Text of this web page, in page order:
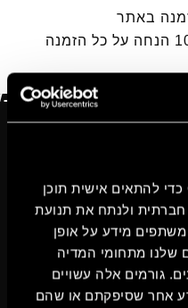
אנחנו משתמשים בקובצי Cookie כדי להתאים אישית תוכן
חברתית ולנתח את תנועת
מידע על אופן
שלנו מתחומי המדיה
גורמים אלה עשויים
אחר שסיפקתם או שהם
באתר
הירשמו בחינם ובקלות קבלו 10% הנחה על כל הזמנה